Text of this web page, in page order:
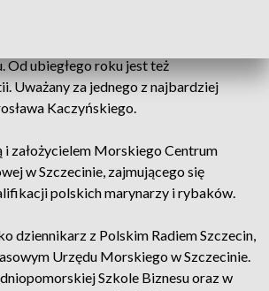
Od ubiegłego roku jest też
Uważany za jednego z najbardziej
Kaczyńskiego.
i założycielem Morskiego Centrum
w Szczecinie, zajmującego się
polskich marynarzy i rybaków.
dziennikarz z Polskim Radiem Szczecin,
Urzędu Morskiego w Szczecinie.
Szkole Biznesu oraz w